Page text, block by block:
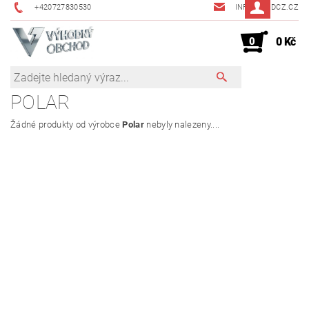
+420727830530 INFO@JMDCZ.CZ
0 0 Kč
POLAR
Žádné produkty od výrobcePolarnebyly nalezeny....